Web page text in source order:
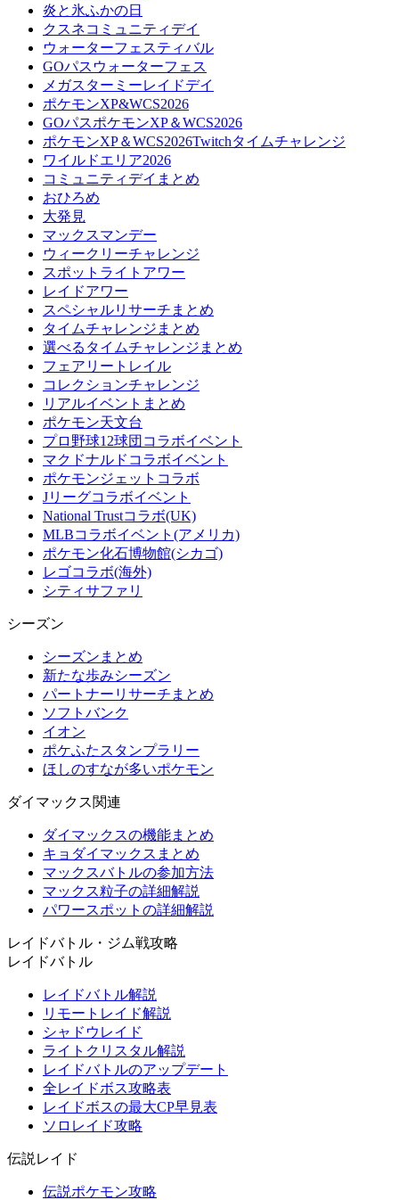
炎と氷ふかの日
クスネコミュニティデイ
ウォーターフェスティバル
GOパスウォーターフェス
メガスターミーレイドデイ
ポケモンXP&WCS2026
GOパスポケモンXP＆WCS2026
ポケモンXP＆WCS2026Twitchタイムチャレンジ
ワイルドエリア2026
コミュニティデイまとめ
おひろめ
大発見
マックスマンデー
ウィークリーチャレンジ
スポットライトアワー
レイドアワー
スペシャルリサーチまとめ
タイムチャレンジまとめ
選べるタイムチャレンジまとめ
フェアリートレイル
コレクションチャレンジ
リアルイベントまとめ
ポケモン天文台
プロ野球12球団コラボイベント
マクドナルドコラボイベント
ポケモンジェットコラボ
Jリーグコラボイベント
National Trustコラボ(UK)
MLBコラボイベント(アメリカ)
ポケモン化石博物館(シカゴ)
レゴコラボ(海外)
シティサファリ
シーズン
シーズンまとめ
新たな歩みシーズン
パートナーリサーチまとめ
ソフトバンク
イオン
ポケふたスタンプラリー
ほしのすなが多いポケモン
ダイマックス関連
ダイマックスの機能まとめ
キョダイマックスまとめ
マックスバトルの参加方法
マックス粒子の詳細解説
パワースポットの詳細解説
レイドバトル・ジム戦攻略
レイドバトル
レイドバトル解説
リモートレイド解説
シャドウレイド
ライトクリスタル解説
レイドバトルのアップデート
全レイドボス攻略表
レイドボスの最大CP早見表
ソロレイド攻略
伝説レイド
伝説ポケモン攻略